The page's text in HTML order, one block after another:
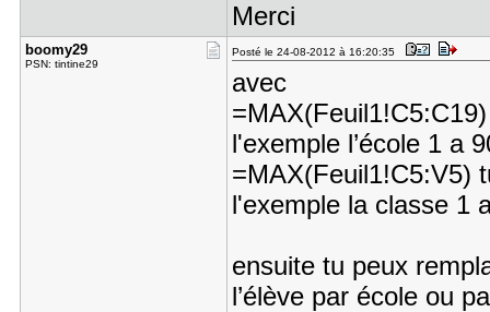
Merci
boomy29
PSN: tintine29
Posté le 24-08-2012 à 16:20:35
avec
l'exemple l’école 1 a
=MAX(Feuil1!C5:V5)
l'exemple la classe 1
ensuite tu peux
l’élève par école ou